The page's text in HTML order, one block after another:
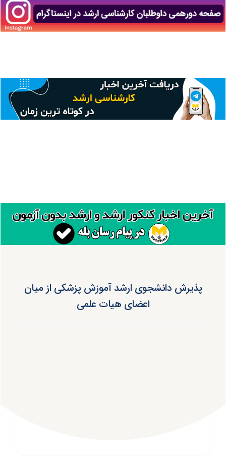
پذیرش دانشجوی ارشد آموزش پزشکی از میان
اعضای هیات علمی